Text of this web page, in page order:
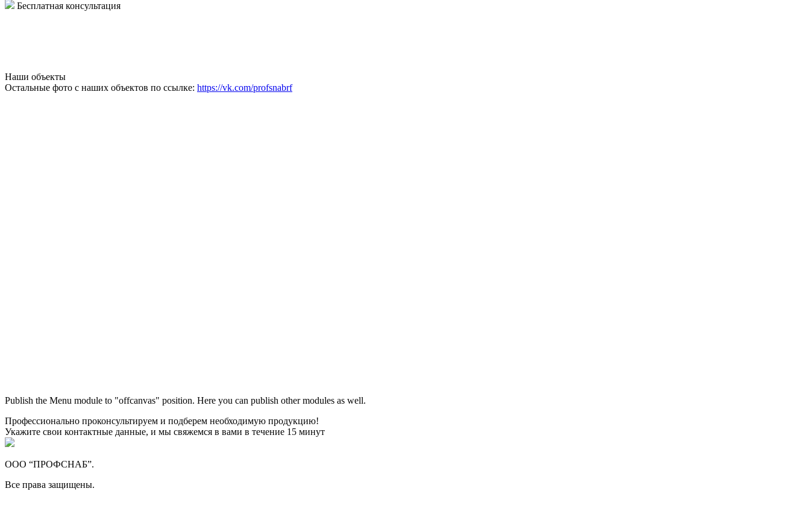
Бесплатная консультация
Наши объекты
Остальные фото с наших объектов по ссылке: https://vk.com/profsnabrf
Publish the Menu module to "offcanvas" position. Here you can publish other modules as well.
Профессионально проконсультируем и подберем необходимую продукцию!
Укажите свои контактные данные, и мы свяжемся в вами в течение 15 минут
ООО “ПРОФСНАБ”.
Все права защищены.